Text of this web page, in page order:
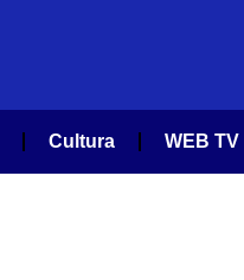
Cultura WEB TV